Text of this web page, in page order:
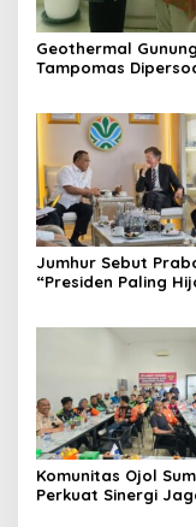
Geothermal Gunung
Tampomas
Barat
Jumhur Sebut
“Presiden Paling
Komunitas Ojol
Perkuat Sinergi